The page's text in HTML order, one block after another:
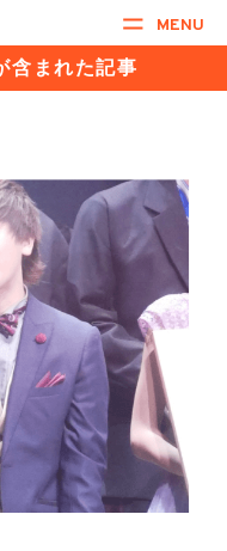
MENU
含まれた記事